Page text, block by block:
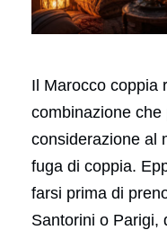
Il Marocco coppia
combinazione
considerazione al
fuga di coppia.
farsi prima di
Santorini o Parigi,